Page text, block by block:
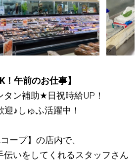
！午前のお仕事】
タン補助★日祝時給UP！
迎♪ しゅふ活躍中！
ープ】の店内で、
伝いをしてくれるスタッフさん